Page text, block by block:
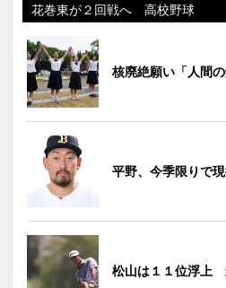
花巻東が２回戦へ 高校野球
核廃絶願い「人間
平野、今季限りで
松山は１１位浮上